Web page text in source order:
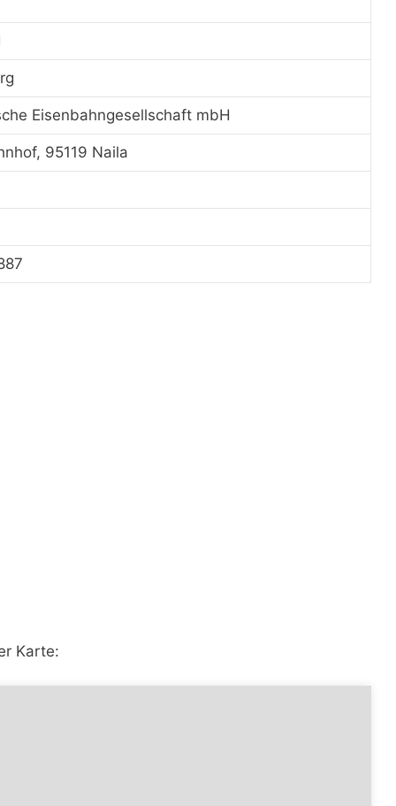
Eisenbahngesellschaft mbH
95119 Naila
Karte: